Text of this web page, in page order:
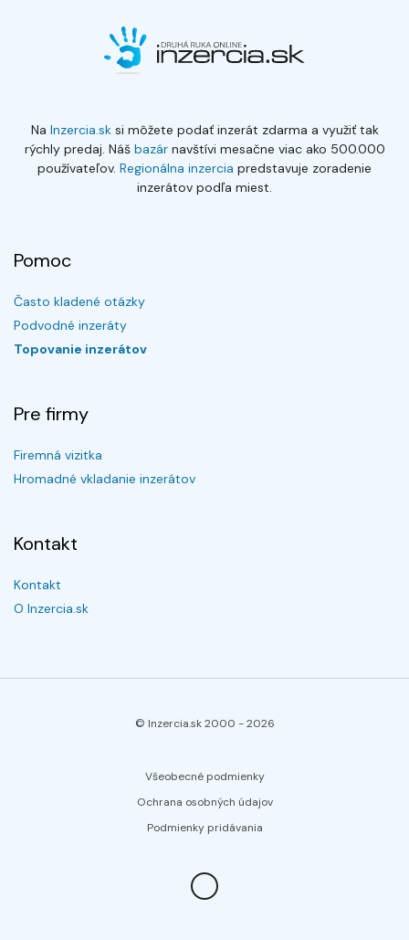
Na Inzercia.sksi môžete podať inzerát zdarma a využiť tak
rýchly predaj. Náš bazárnavštívi mesačne viac ako 500.000
používateľov. Regionálna inzercia predstavuje zoradenie
inzerátov podľa miest.
Pomoc
Často kladené otázky
Podvodné inzeráty
Topovanie inzerátov
Pre firmy
Firemná vizitka
Hromadné vkladanie inzerátov
Kontakt
Kontakt
O Inzercia.sk
© Inzercia.sk 2000 -2026
Všeobecné podmienky
Ochrana osobných údajov
Podmienky pridávania